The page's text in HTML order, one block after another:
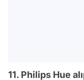
11. Philips Hue